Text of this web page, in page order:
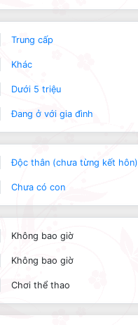
Trung cấp
Khác
Dưới 5 triệu
Đang ở với gia đình
Độc thân (chưa từng kết hôn)
Chưa có con
Không bao giờ
Không bao giờ
Chơi thể thao